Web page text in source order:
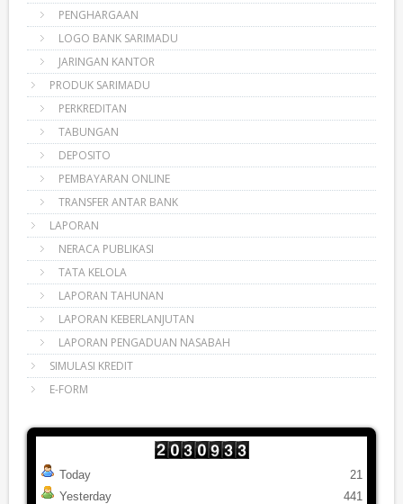
PENGHARGAAN
LOGO BANK SARIMADU
JARINGAN KANTOR
PRODUK SARIMADU
PERKREDITAN
TABUNGAN
DEPOSITO
PEMBAYARAN ONLINE
TRANSFER ANTAR BANK
LAPORAN
NERACA PUBLIKASI
TATA KELOLA
LAPORAN TAHUNAN
LAPORAN KEBERLANJUTAN
LAPORAN PENGADUAN NASABAH
SIMULASI KREDIT
E-FORM
Today
Yesterday
21
441